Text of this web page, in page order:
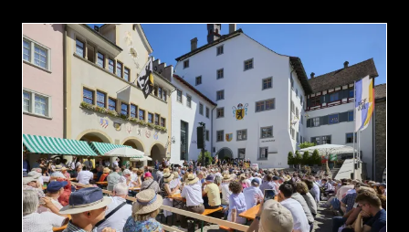
und
direkt
zum
Seitenende
springen?